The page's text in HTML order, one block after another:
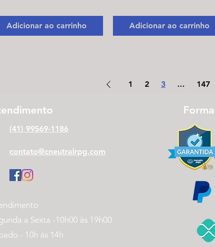
Adicionar ao carrinho Adicionar ao carrinho
1 2 3 ... 147
(41) 99569-1186
contato@cneutralrpg.com
a Sexta -10h00 às 19h00
- 10h às 14h